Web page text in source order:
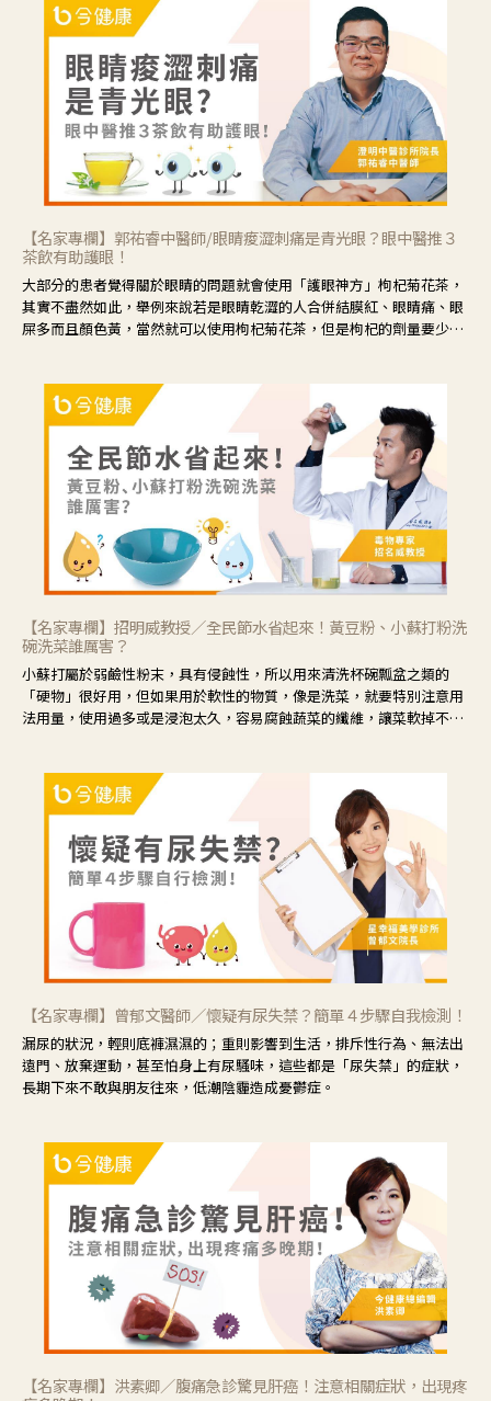
【名家專欄】郭祐睿中醫師/眼睛痠澀刺痛是青光眼？眼中醫推３
茶飲有助護眼！
大部分的患者覺得關於眼睛的問題就會使用「護眼神方」枸杞菊花茶，
其實不盡然如此，舉例來說若是眼睛乾澀的人合併結膜紅、眼睛痛、眼
屎多而且顏色黃，當然就可以使用枸杞菊花茶，但是枸杞的劑量要少，
候就要使用菊花、金銀花來治療；假如單純的眼睛乾澀，結膜沒有紅，
眼睛周圍沒有眼屎，這種情況是屬於「陰虛」，就可以使用枸杞、蓮
藕、麥門冬、山藥等比較滋潤的藥材，效果就更顯著。
【名家專欄】招明威教授／全民節水省起來！黃豆粉、小蘇打粉洗
碗洗菜誰厲害？
小蘇打屬於弱鹼性粉末，具有侵蝕性，所以用來清洗杯碗瓢盆之類的
「硬物」很好用，但如果用於軟性的物質，像是洗菜，就要特別注意用
法用量，使用過多或是浸泡太久，容易腐蝕蔬菜的纖維，讓菜軟掉不清
【名家專欄】曾郁文醫師／懷疑有尿失禁？簡單４步驟自我檢測！
漏尿的狀況，輕則底褲濕濕的；重則影響到生活，排斥性行為、無法出
遠門、放棄運動，甚至怕身上有尿騷味，這些都是「尿失禁」的症狀，
長期下來不敢與朋友往來，低潮陰霾造成憂鬱症。
【名家專欄】洪素卿／腹痛急診驚見肝癌！注意相關症狀，出現疼